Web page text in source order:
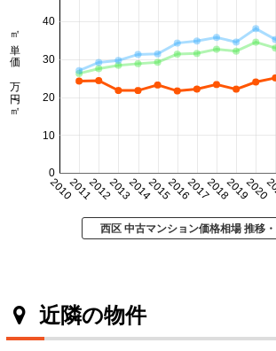
20102011201220132014201520162017201820192020
0
10
20
30
40
㎡単価 万円/㎡
西区 中古マンション価格相場 推移
近隣の物件